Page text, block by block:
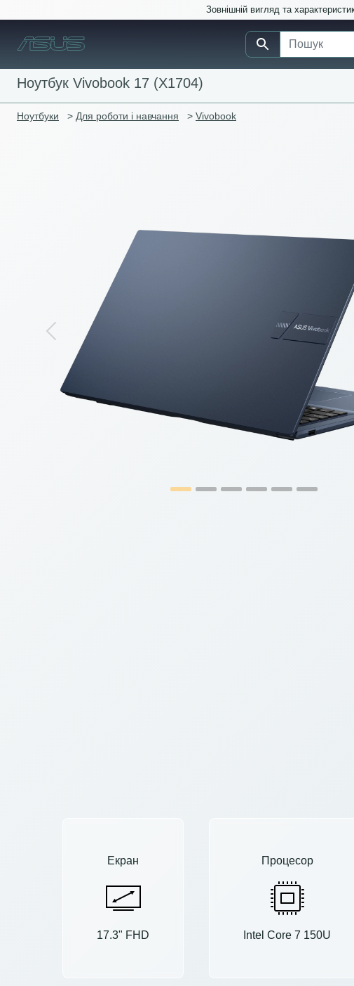
Зовнішній вигляд та
Ноутбук Vivobook 17 (X1704)
Ноутбуки > Для роботи і навчання > Vivobook
Previous
Екран
17.3" FHD
Процесор
Intel Core 7 150U